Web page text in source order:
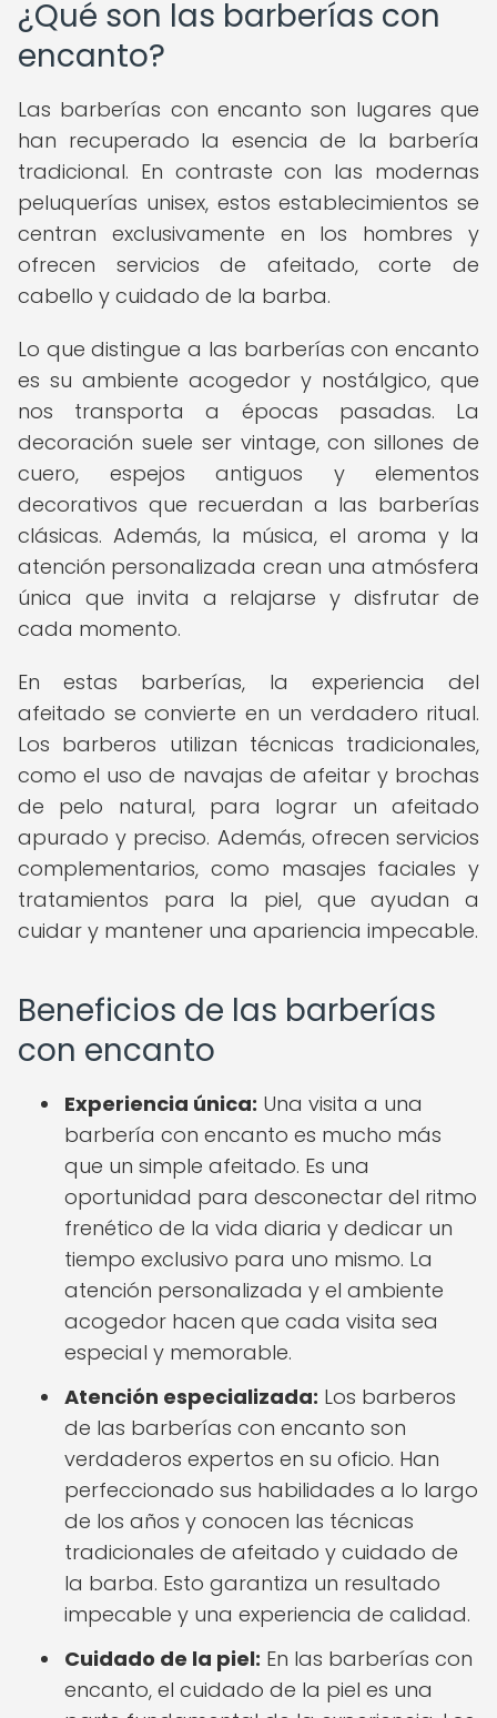
¿Qué son las barberías con
encanto?
Las barberías con encanto son lugares que
han recuperado la esencia de la barbería
tradicional. En contraste con las modernas
peluquerías unisex, estos establecimientos se
centran exclusivamente en los hombres y
ofrecen servicios de afeitado, corte de
cabello y cuidado de la barba.
Lo que distingue a las barberías con encanto
es su ambiente acogedor y nostálgico, que
nos transporta a épocas pasadas. La
decoración suele ser vintage, con sillones de
cuero, espejos antiguos y elementos
decorativos que recuerdan a las barberías
clásicas. Además, la música, el aroma y la
atención personalizada crean una atmósfera
única que invita a relajarse y disfrutar de
cada momento.
En estas barberías, la experiencia del
afeitado se convierte en un verdadero ritual.
Los barberos utilizan técnicas tradicionales,
como el uso de navajas de afeitar y brochas
de pelo natural, para lograr un afeitado
apurado y preciso. Además, ofrecen servicios
complementarios, como masajes faciales y
tratamientos para la piel, que ayudan a
cuidar y mantener una apariencia impecable.
Beneficios de las barberías
con encanto
Experiencia única: Una visita a una
barbería con encanto es mucho más
que un simple afeitado. Es una
oportunidad para desconectar del ritmo
frenético de la vida diaria y dedicar un
tiempo exclusivo para uno mismo. La
atención personalizada y el ambiente
acogedor hacen que cada visita sea
especial y memorable.
Atención especializada: Los barberos
de las barberías con encanto son
verdaderos expertos en su oficio. Han
perfeccionado sus habilidades a lo largo
de los años y conocen las técnicas
tradicionales de afeitado y cuidado de
la barba. Esto garantiza un resultado
impecable y una experiencia de calidad.
Cuidado de la piel: En las barberías con
encanto, el cuidado de la piel es una